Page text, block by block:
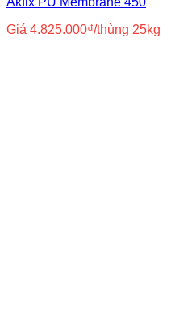
Giá 4.825.000₫/thùng 25kg